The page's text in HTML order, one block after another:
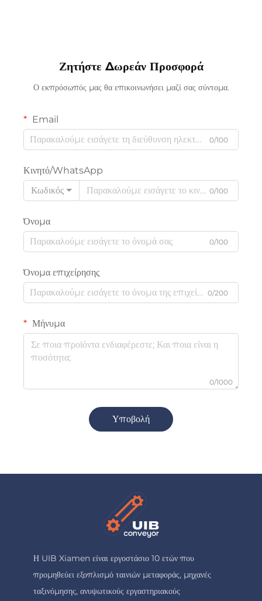
Ζητήστε Δωρεάν Προσφορά
Ο εκπρόσωπός μας θα επικοινωνήσει μαζί σας σύντομα.
Email
0/100
Κινητό/WhatsApp
Κωδικός
0/100
Όνομα
0/100
Όνομα επιχείρησης
0/200
Μήνυμα
0/1000
Υποβολή
Η UIB Xiamen είναι εργοστάσιο 10 ετών που
προμηθεύει εξοπλισμό ταινιών μεταφοράς, μηχανές
ταξινόμησης, ανυψωτικούς εργαστηριακούς